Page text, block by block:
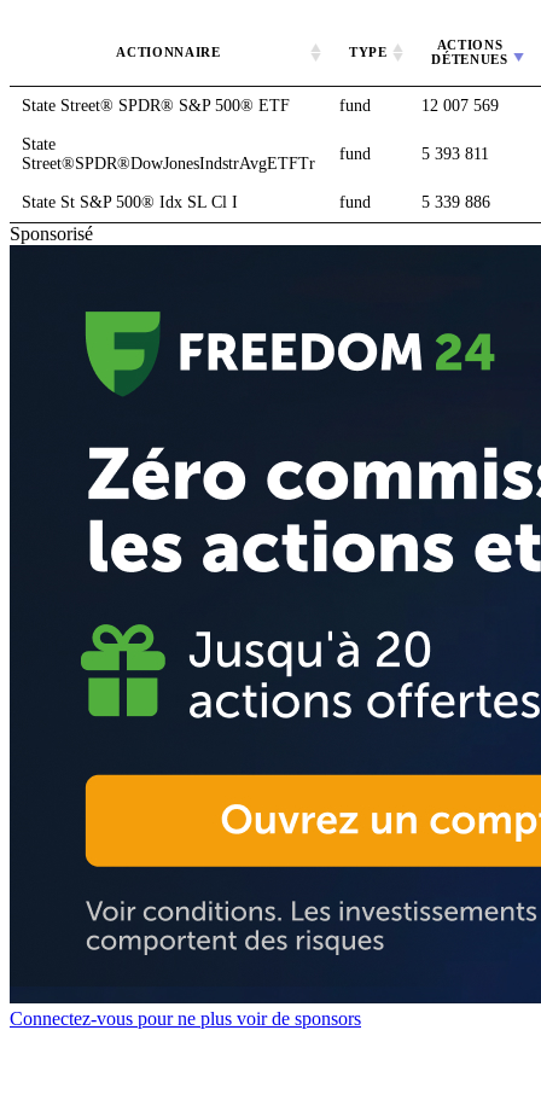
ACTIONNAIRE TYPE
ACTIONS
DÉTENUES
State Street® SPDR® S&P 500® ETF fund 12 007 569
State
Street®SPDR®DowJonesIndstrAvgETFTr
fund 5 393 811
State St S&P 500® Idx SL Cl I fund 5 339 886
Sponsorisé
Connectez-vous pour ne plus voir de sponsors